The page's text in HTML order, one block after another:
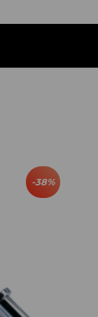
-38%